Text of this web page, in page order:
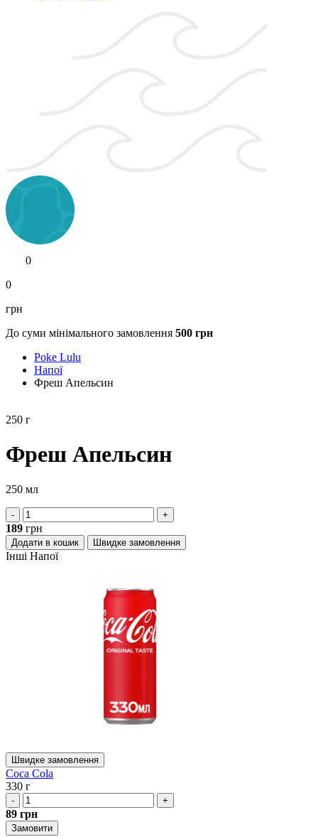
0
0
грн
До суми мінімального замовлення 500 грн
Poke Lulu
Напої
Фреш Апельсин
250 г
Фреш Апельсин
250 мл
- +
189 грн
Додати в кошик Швидке замовлення
Інші Напої
Швидке замовлення
Coca Cola
330 г
- +
89 грн
Замовити